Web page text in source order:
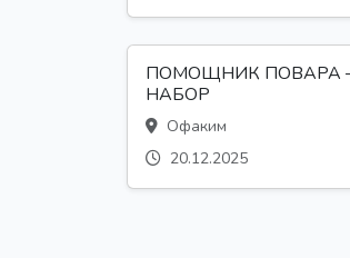
ПОМОЩНИК ПОВАРА
НАБОР
Офаким
20.12.2025